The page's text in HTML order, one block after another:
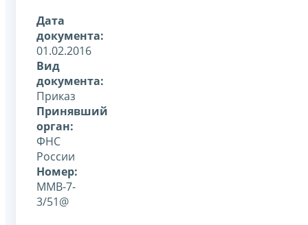
Дата
документа:
01.02.2016
Вид
документа:
Приказ
Принявший
орган:
ФНС
России
Номер:
ММВ-7-
3/51@